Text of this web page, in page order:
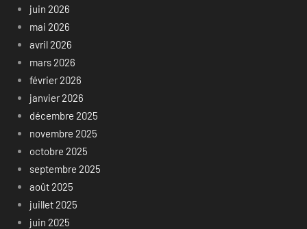
juin 2026
mai 2026
avril 2026
mars 2026
février 2026
janvier 2026
décembre 2025
novembre 2025
octobre 2025
septembre 2025
août 2025
juillet 2025
juin 2025